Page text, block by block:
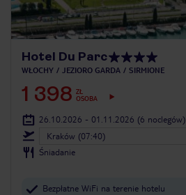
Hotel Du Parc
WŁOCHY JEZIORO GARDA SIRMIONE
1 398 ZŁ
OSOBA
26.10.2026 - 01.11.2026 (6 noclegów)
Kraków (07:40)
Śniadanie
Bezpłatne WiFi na terenie hotelu